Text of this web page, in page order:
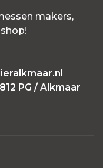
makers,
PG / Alkmaar